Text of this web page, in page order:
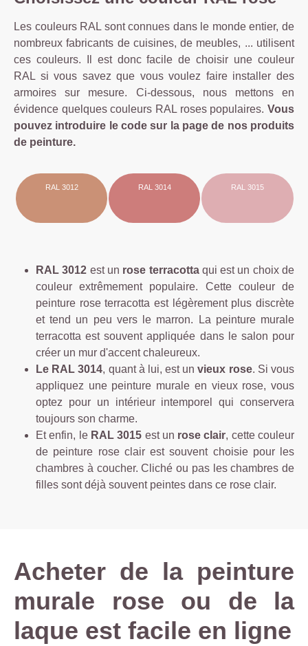
o
n
p
o
u
r
l'
t
e
x
tr
ê
m
e
m
e
n
t
r
é
s
i
t
a
x
Les couleurs RAL sont connues dans le monde entier, de
nombreux fabricants de cuisines, de meubles, ... utilisent
ces couleurs. Il est donc facile de choisir une couleur
RAL si vous savez que vous voulez faire installer des
armoires sur mesure. Ci-dessous, nous mettons en
évidence quelques couleurs RAL roses populaires. Vous
pouvez introduire le code sur la page de nos produits
de peinture.
RAL 3012 RAL 3014 RAL 3015
RAL 3012 est un rose terracottaqui est un choix de
couleur extrêmement populaire. Cette couleur de
peinture rose terracotta est légèrement plus discrète
et tend un peu vers le marron. La peinture murale
terracotta est souvent appliquée dans le salon pour
créer un mur d'accent chaleureux.
Le RAL 3014, quant à lui, est unvieux rose. Si vous
appliquez une peinture murale en vieux rose, vous
optez pour un intérieur intemporel qui conservera
toujours son charme.
Et enfin, le RAL 3015 est un rose clair, cette couleur
de peinture rose clair est souvent choisie pour les
chambres à coucher. Cliché ou pas les chambres de
filles sont déjà souvent peintes dans ce rose clair.
Acheter de la peinture
murale rose ou de la
laque est facile en ligne